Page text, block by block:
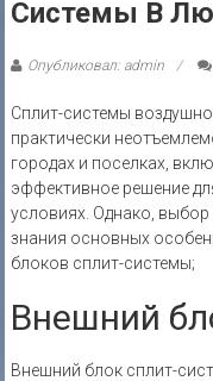
Системы В
Опубликовал: admin
Сплит-системы
практически
городах и поселках‚
эффективное решение
условиях. Однако‚
знания основных
блоков сплит-системы;
Внешний
Внешний блок сплит-